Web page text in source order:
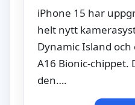
iPhone 15 har
helt nytt
Dynamic Island
A16 Bionic-chippet.
den….